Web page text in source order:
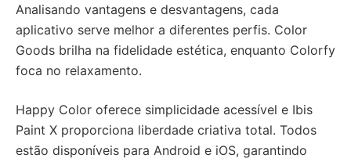
Analisando vantagens e desvantagens, cada
aplicativo serve melhor a diferentes perfis. Color
Goods brilha na fidelidade estética, enquanto Colorfy
foca no relaxamento.
Happy Color oferece simplicidade acessível e Ibis
Paint X proporciona liberdade criativa total. Todos
estão disponíveis para Android e iOS, garantindo